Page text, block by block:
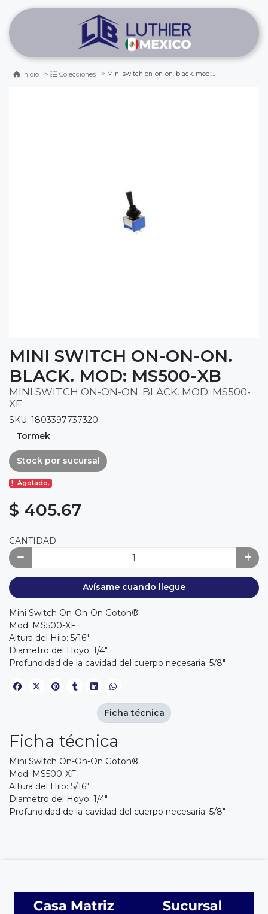
Inicio Colecciones Mini switch on-on-on. black. mod: ms500-xb
MINI SWITCH ON-ON-ON.
BLACK. MOD: MS500-XB
MINI SWITCH ON-ON-ON. BLACK. MOD: MS500-
XF
SKU: 1803397737320
Tormek
Stock por sucursal
Agotado.
$ 405.67
CANTIDAD
Avísame cuando llegue
Mini Switch On-On-On Gotoh®
Mod: MS500-XF
Altura del Hilo: 5/16"
Diametro del Hoyo: 1/4"
Profundidad de la cavidad del cuerpo necesaria: 5/8"
Ficha técnica
Mini Switch On-On-On Gotoh®
Mod: MS500-XF
Altura del Hilo: 5/16"
Diametro del Hoyo: 1/4"
Profundidad de la cavidad del cuerpo necesaria: 5/8"
Ficha técnica